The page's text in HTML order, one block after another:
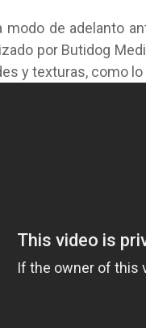
modo de adelanto
por Butidog
y texturas, como lo